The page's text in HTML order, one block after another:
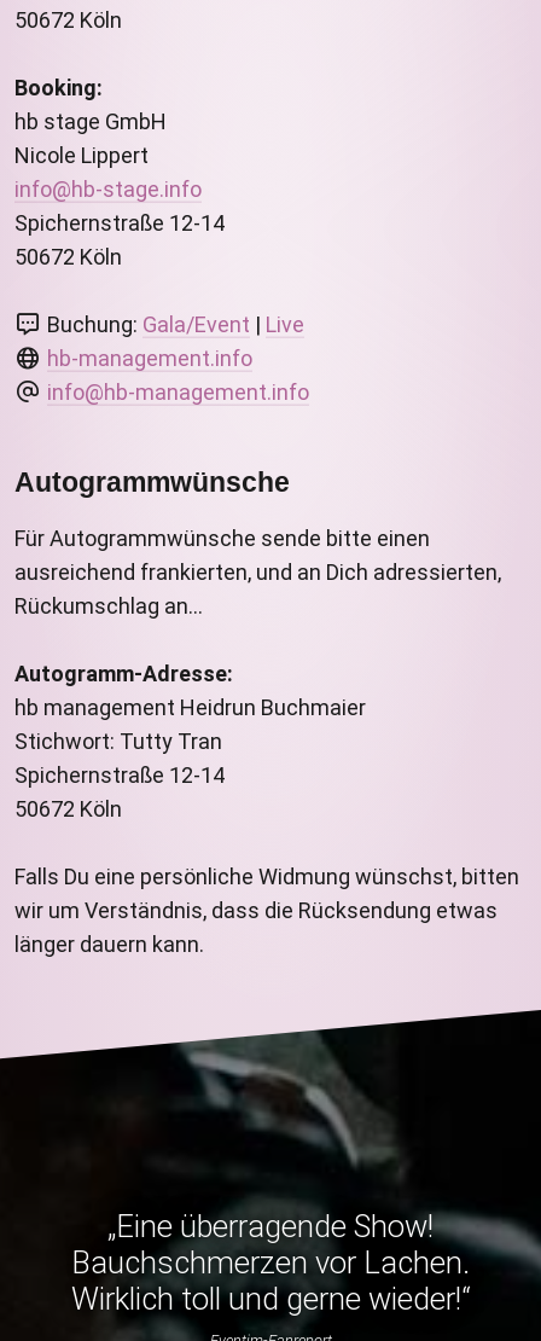
50672 Köln
Booking:
hb stage GmbH
Nicole Lippert
info@hb-stage.info
Spichernstraße 12-14
50672 Köln
Buchung: Gala/Event | Live
hb-management.info
info@hb-management.info
Autogrammwünsche
Für Autogrammwünsche sende bitte einen
ausreichend frankierten, und an Dich adressierten,
Rückumschlag an...
Autogramm-Adresse:
hb management Heidrun Buchmaier
Stichwort: Tutty Tran
Spichernstraße 12-14
50672 Köln
Falls Du eine persönliche Widmung wünschst, bitten
wir um Verständnis, dass die Rücksendung etwas
länger dauern kann.
„Eine überragende Show!
Bauchschmerzen vor Lachen.
Wirklich toll und gerne wieder!“